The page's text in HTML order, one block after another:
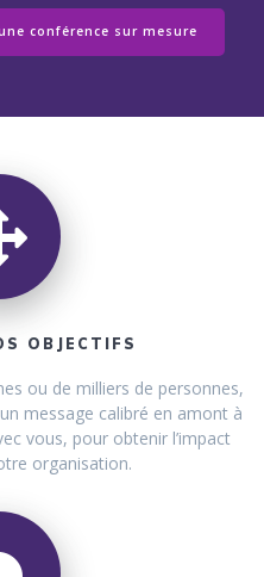
conférence sur mesure
OBJECTIFS
ou de milliers de personnes,
message calibré en amont à
vous, pour obtenir l’impact
organisation.